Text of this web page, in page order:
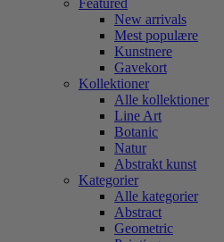
Featured
New arrivals
Mest populære
Kunstnere
Gavekort
Kollektioner
Alle kollektioner
Line Art
Botanic
Natur
Abstrakt kunst
Kategorier
Alle kategorier
Abstract
Geometric